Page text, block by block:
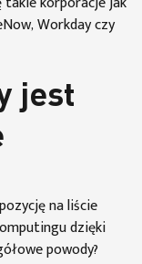
Workday czy
jest
na liście
dzięki
powody?